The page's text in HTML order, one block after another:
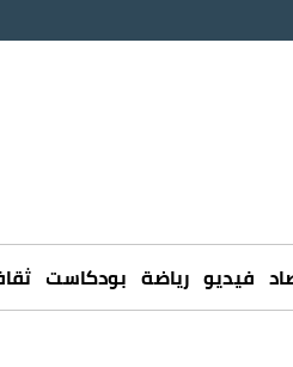
فيديو رياضة بودكاست